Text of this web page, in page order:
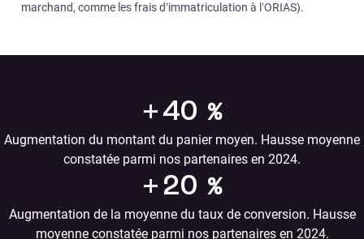
marchand, comme les frais d’immatriculation à l’ORIAS).
+40 %
Augmentation du montant du panier moyen. Hausse moyenne
constatée parmi nos partenaires en 2024.
+ 20 %
Augmentation de la moyenne du taux de conversion. Hausse
moyenne constatée parmi nos partenaires en 2024.